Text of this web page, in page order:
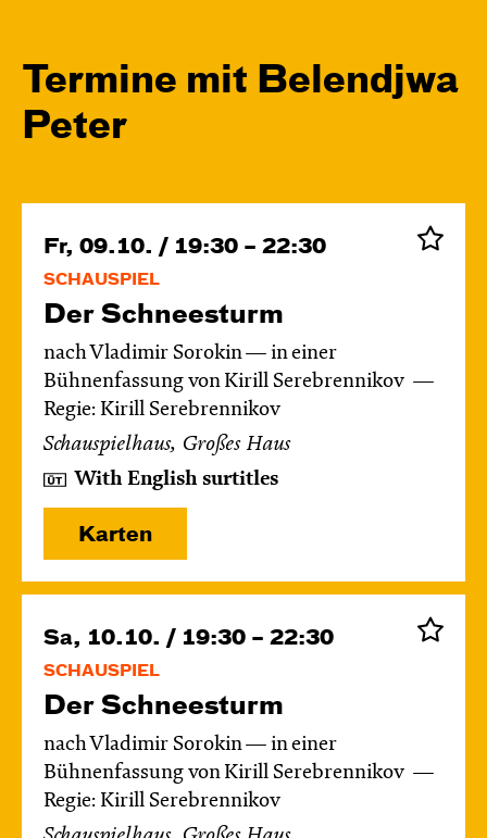
Termine mit Belendjwa
Peter
Fr, 09.10. / 19:30 – 22:30
SCHAUSPIEL
Der Schnee­sturm
nach Vladimir Sorokin — in einer
Bühnenfassung von Kirill Serebrennikov
Regie: Kirill Serebrennikov
Schauspielhaus, Großes Haus
With English surtitles
Karten
Sa, 10.10. / 19:30 – 22:30
SCHAUSPIEL
Der Schnee­sturm
nach Vladimir Sorokin — in einer
Bühnenfassung von Kirill Serebrennikov
Regie: Kirill Serebrennikov